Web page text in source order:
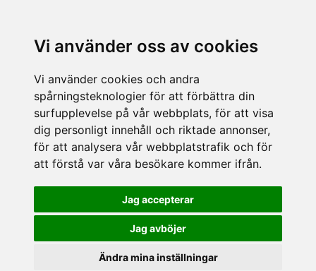
Vi använder oss av cookies
Vi använder cookies och andra
spårningsteknologier för att förbättra din
surfupplevelse på vår webbplats, för att visa
dig personligt innehåll och riktade annonser,
för att analysera vår webbplatstrafik och för
att förstå var våra besökare kommer ifrån.
Jag accepterar
Jag avböjer
Ändra mina inställningar